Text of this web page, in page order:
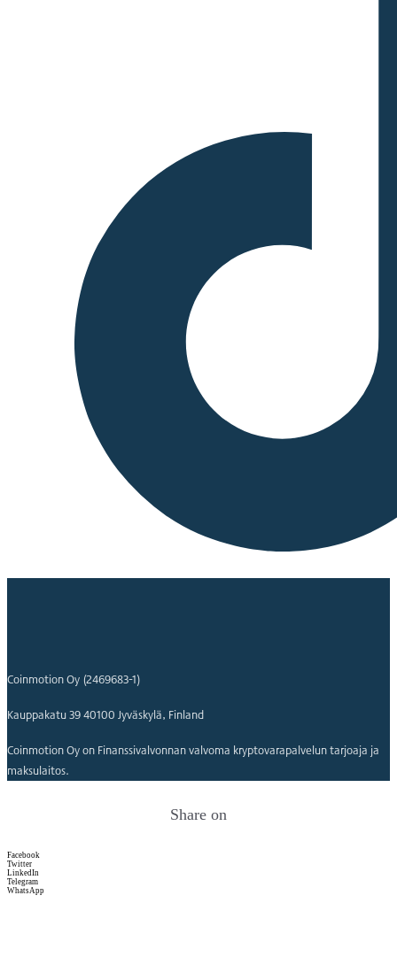
Coinmotion Oy (2469683-1)
Kauppakatu 39 40100 Jyväskylä, Finland
Coinmotion Oy on Finanssivalvonnan valvoma kryptovarapalvelun tarjoaja ja
maksulaitos.
Share on
Facebook
Twitter
LinkedIn
Telegram
WhatsApp